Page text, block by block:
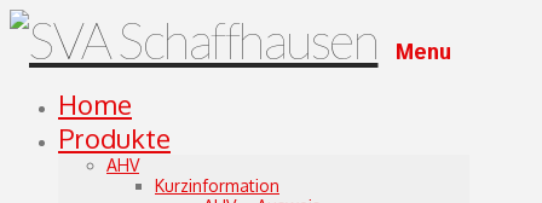
Menu
Home
Produkte
AHV
Kurzinformation